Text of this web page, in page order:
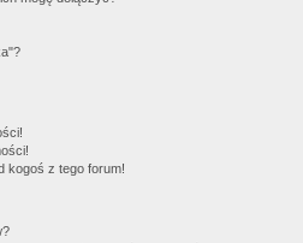
kogoś z tego forum!